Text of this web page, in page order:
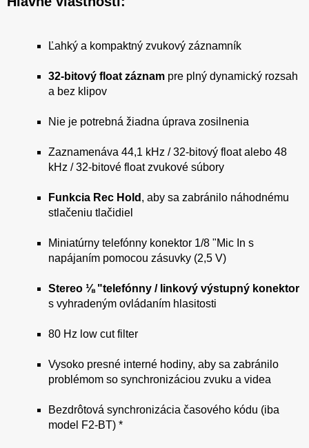
Ľahký a kompaktný zvukový záznamník
32-bitový float záznam pre plný dynamický rozsah
a bez klipov
Nie je potrebná žiadna úprava zosilnenia
Zaznamenáva 44,1 kHz / 32-bitový float alebo 48
kHz / 32-bitové float zvukové súbory
Funkcia Rec Hold , aby sa zabránilo náhodnému
stlačeniu tlačidiel
Miniatúrny telefónny konektor 1/8 "Mic In s
napájaním pomocou zásuvky (2,5 V)
Stereo ⅛ "telefónny / linkový výstupný konektor
s vyhradeným ovládaním hlasitosti
80 Hz low cut filter
Vysoko presné interné hodiny, aby sa zabránilo
problémom so synchronizáciou zvuku a videa
Bezdrôtová synchronizácia časového kódu (iba
model F2-BT) *